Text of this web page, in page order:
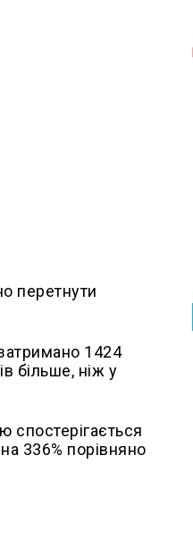
перетнути
1424
більше, ніж у
спостерігається
336% порівняно